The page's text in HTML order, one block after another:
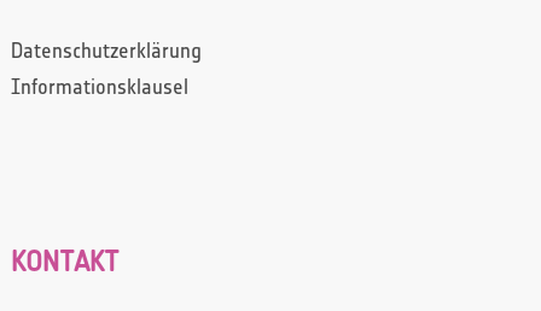
Datenschutzerklärung
Informationsklausel
KONTAKT